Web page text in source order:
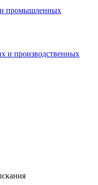
и промышленных
и производственных